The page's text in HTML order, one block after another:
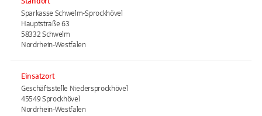
Sparkasse Schwelm-Sprockhövel
Hauptstraße 63
58332 Schwelm
Nordrhein-Westfalen
Einsatzort
Geschäftsstelle Niedersprockhövel
45549 Sprockhövel
Nordrhein-Westfalen